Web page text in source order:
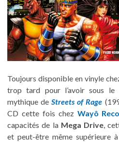
Toujours disponible en vinyle
trop tard pour l’avoir sous le
mythique deStreets of Rage
CD cette fois chez Wayô
capacités de la Mega Drive,
et peut-être même supérieure